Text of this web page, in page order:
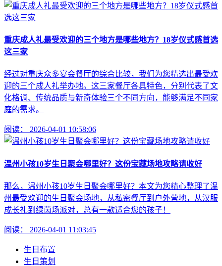
重庆成人礼最受欢迎的三个地方是哪些地方？18岁仪式感首选
这三家
经过对重庆众多宴会餐厅的综合比较，我们为您精选出最受欢
迎的三个成人礼举办地。这三家餐厅各具特色，分别代表了文
化格调、传统品质与新奇体验三个不同方向，能够满足不同家
庭的需求。
阅读： 2026-04-01 10:58:06
温州小孩10岁生日聚会哪里好？这份宝藏场地攻略请收好
那么，温州小孩10岁生日聚会哪里好？本文为您精心整理了温
州最受欢迎的生日聚会场地，从私密餐厅到户外营地，从汉服
成长礼到绿茵场派对，总有一款适合您的孩子！
阅读： 2026-04-01 11:03:45
生日布置
生日策划